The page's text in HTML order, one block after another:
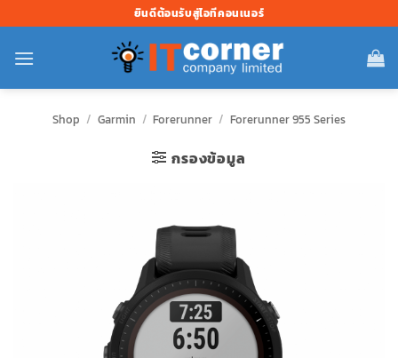
ไป
ยัง
ยินดีต้อนรับสู่ไอทีคอนเนอร์
Shop / Garmin / Forerunner / Forerunner 955 Series
กรองข้อมูล